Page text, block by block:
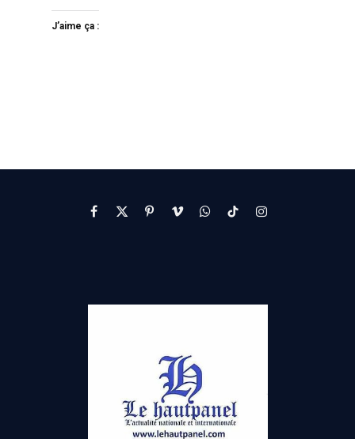
J’aime ça :
Facebook
X
PinterestVimeoWhatsApp
TikTokInstagram